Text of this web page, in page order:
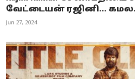
வேட்டையன் ரஜினி...
Jun 27, 2024